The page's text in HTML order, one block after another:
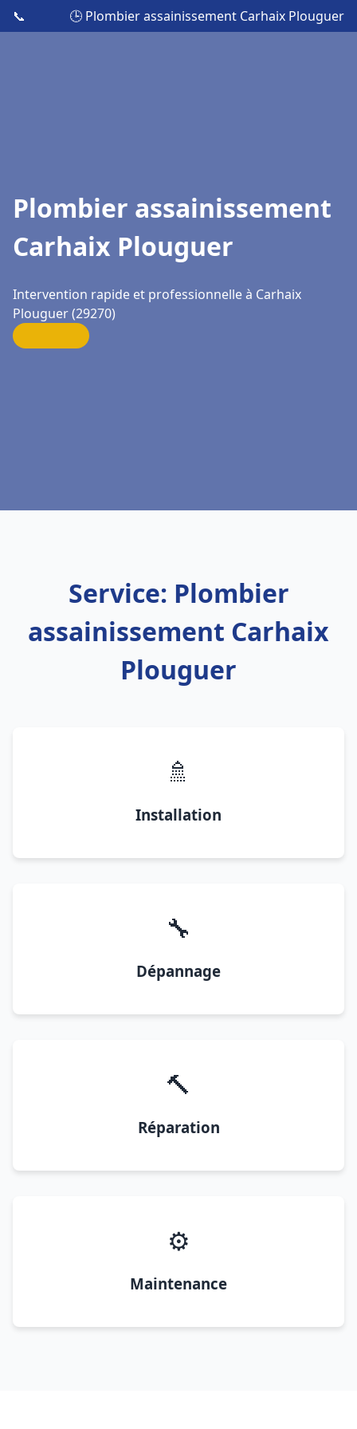
📞 🕒 Plombier assainissement Carhaix Plouguer
Plombier assainissement
Carhaix Plouguer
Intervention rapide et professionnelle à Carhaix
Plouguer (29270)
Service: Plombier
assainissement Carhaix
Plouguer
🚿
Installation
🔧
Dépannage
🔨
Réparation
⚙️
Maintenance